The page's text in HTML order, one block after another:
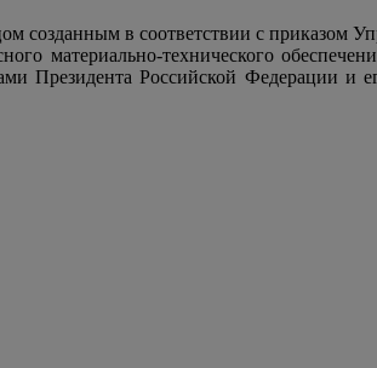
в соответствии с приказом
материально-технического
Президента Российской Федерации и